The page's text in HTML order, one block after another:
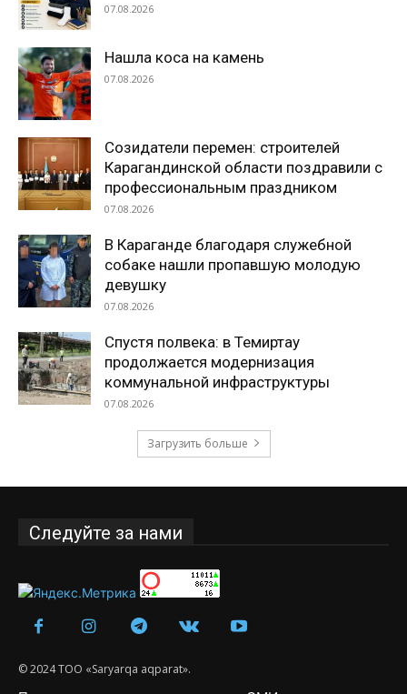
07.08.2026
Нашла коса на камень
07.08.2026
Созидатели перемен: строителей
Карагандинской области поздравили с
профессиональным праздником
07.08.2026
В Караганде благодаря служебной
собаке нашли пропавшую молодую
девушку
07.08.2026
Спустя полвека: в Темиртау
продолжается модернизация
коммунальной инфраструктуры
07.08.2026
Загрузить больше
Следуйте за нами
© 2024 ТОО «Saryarqa aqparat».